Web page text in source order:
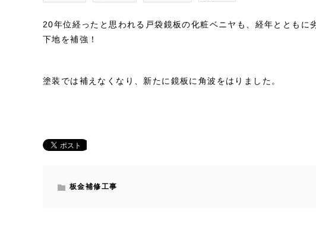
20年位経ったと思われる戸袋鏡板の化粧ベニヤも、経年とともに
下地を補強！
塗装では補えなくなり、新たに鏡板に角波をはりました。
板金補修工事